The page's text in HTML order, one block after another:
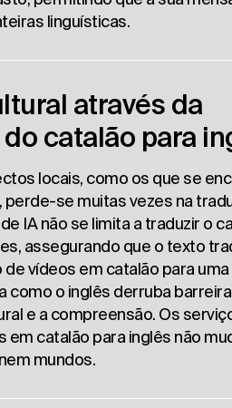
linguísticas.
através da
catalão para
locais, como os que se
se muitas vezes na
IA não se limita a traduzir o
assegurando que o texto
de vídeos em catalão para uma
como o inglês derruba
e a compreensão. Os
em catalão para inglês não
mundos.